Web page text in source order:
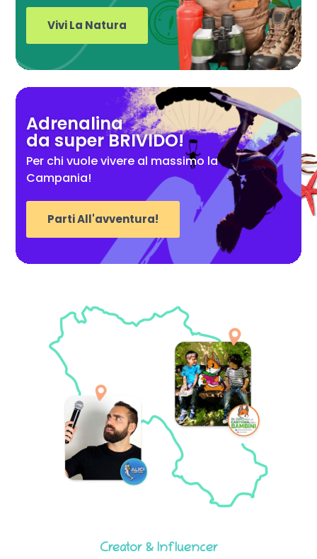
Vivi La Natura
Adrenalina
da super BRIVIDO!
Per chi vuole vivere al massimo la
Campania!
Parti All'avventura!
Creator & Influencer